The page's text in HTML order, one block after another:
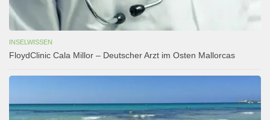
INSELWISSEN
FloydClinic Cala Millor – Deutscher Arzt im Osten Mallorcas